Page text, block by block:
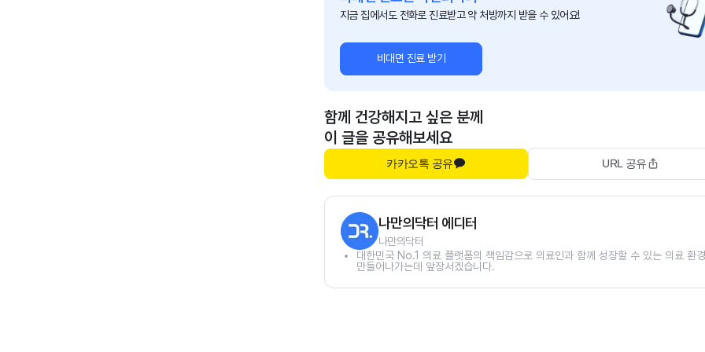
지금 집에서도 전화로 진료받고 약 처방까지 받을 수 있어요!
비대면 진료 받기
함께 건강해지고 싶은 분께
이 글을 공유해보세요
카카오톡 공유 URL 공유
나만의닥터 에디터
나만의닥터
대한민국 No.1 의료 플랫폼의 책임감으로 의료인과 함께 성장할 수 있는 의료 환
만들어나가는데 앞장서겠습니다.